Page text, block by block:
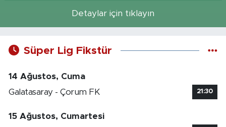
Detaylar için tıklayın
Süper Lig Fikstür
14 Ağustos, Cuma
Galatasaray - Çorum FK
21:30
15 Ağustos, Cumartesi